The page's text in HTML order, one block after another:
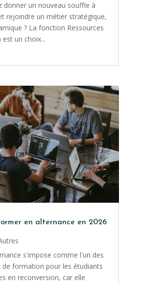
donner un nouveau souffle à
rejoindre un métier stratégique,
? La fonction Ressources
est un choix...
en alternance en 2026
s'impose comme l'un des
de formation pour les étudiants
en reconversion, car elle